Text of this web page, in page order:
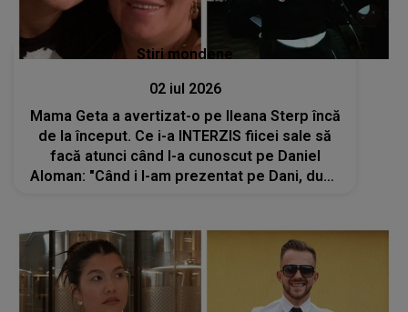
Stiri mondene
02 iul 2026
Mama Geta a avertizat-o pe Ileana Sterp încă
de la început. Ce i-a INTERZIS fiicei sale să
facă atunci când l-a cunoscut pe Daniel
Aloman: "Când i l-am prezentat pe Dani, după